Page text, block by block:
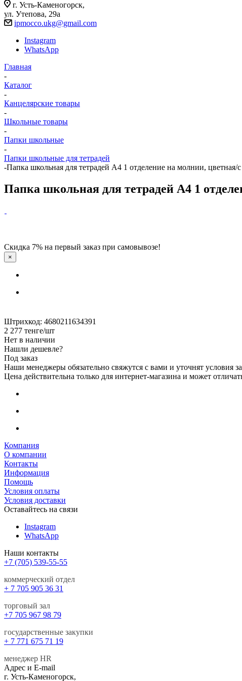
г. Усть-Каменогорск,
ул. Утепова, 29а
ipmocco.ukg@gmail.com
Instagram
WhatsApp
Главная
-
Каталог
-
Канцелярские товары
-
Школьные товары
-
Папки школьные
-
Папки школьные для тетрадей
-Папка школьная для тетрадей А4 1 отделение на молнии,
Папка школьная для тетрадей А4 1
Скидка 7% на первый заказ при самовывозе!
×
Штрихкод: 4680211634391
2 277 тенге/шт
Нет в наличии
Нашли дешевле?
Под заказ
Наши менеджеры обязательно свяжутся с вами и уточнят условия
Цена действительна только для интернет-магазина и может
Компания
О компании
Контакты
Информация
Помощь
Условия оплаты
Условия доставки
Оставайтесь на связи
Instagram
WhatsApp
Наши контакты
+7 (705) 539-55-55
коммерческий отдел
+ 7 705 905 36 31
торговый зал
+7 705 967 98 79
государственные закупки
+ 7 771 675 71 19
менеджер HR
Адрес и E-mail
г. Усть-Каменогорск,